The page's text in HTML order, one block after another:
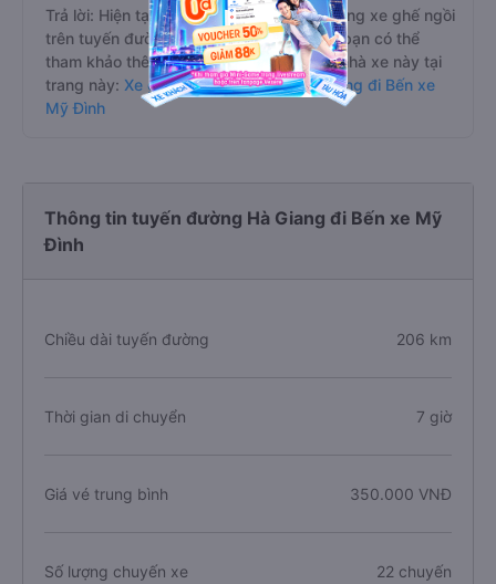
Trả lời: Hiện tại có 1 hãng xe khai thác dòng xe ghế ngồi
trên tuyến đường này là xe Quang Nghị, bạn có thể
tham khảo thêm thông tin và đặt vé các nhà xe này tại
trang này: Xe ghế ngồi Hà Giang - Hà Giang đi Bến xe
Mỹ Đình
Thông tin tuyến đường Hà Giang đi Bến xe Mỹ
Đình
Chiều dài tuyến đường 206 km
Thời gian di chuyển 7 giờ
Giá vé trung bình 350.000 VNĐ
Số lượng chuyến xe 22 chuyến